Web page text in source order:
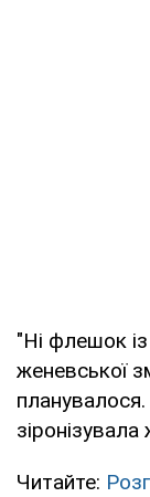
"Ні флешок із
женевської
зіронізувала
Читайте: